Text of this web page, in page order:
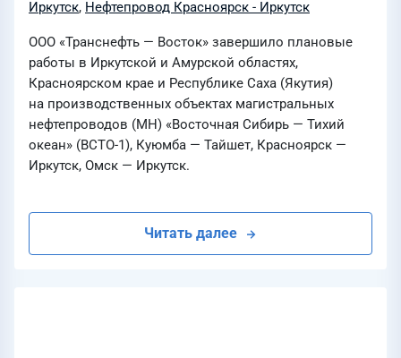
Иркутск, Нефтепровод Красноярск - Иркутск
ООО «Транснефть — Восток» завершило плановые
работы в Иркутской и Амурской областях,
Красноярском крае и Республике Саха (Якутия)
на производственных объектах магистральных
нефтепроводов (МН) «Восточная Сибирь — Тихий
океан» (ВСТО-1), Куюмба — Тайшет, Красноярск —
Иркутск, Омск — Иркутск.
Читать далее